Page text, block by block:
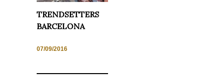
TRENDSETTERS
BARCELONA
07/09/2016